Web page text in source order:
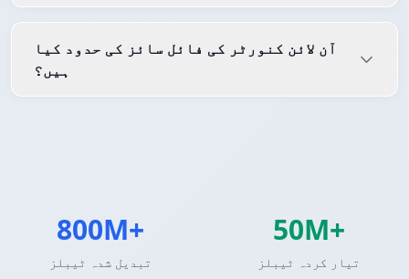
آن لائن کنورٹر کی فائل سائز کی حدود کیا
ہیں؟
800M+
تبدیل شدہ ٹیبلز
50M+
تیار کردہ ٹیبلز